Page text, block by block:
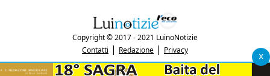
x
Copyright © 2017 - 2021 LuinoNotizie
Contatti | Redazione | Privacy
"Luinonotizie.it è una testata giornalistica iscritta al Registro Stampa del